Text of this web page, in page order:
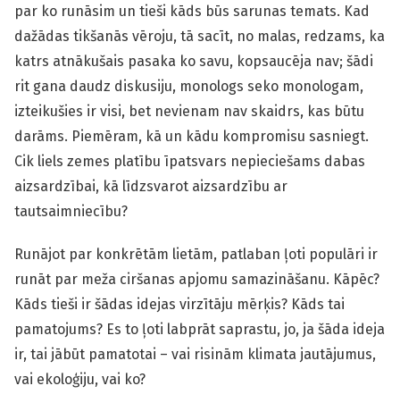
par ko runāsim un tieši kāds būs sarunas temats. Kad
dažādas tikšanās vēroju, tā sacīt, no malas, redzams, ka
katrs atnākušais pasaka ko savu, kopsaucēja nav; šādi
rit gana daudz diskusiju, monologs seko monologam,
izteikušies ir visi, bet nevienam nav skaidrs, kas būtu
darāms. Piemēram, kā un kādu kompromisu sasniegt.
Cik liels zemes platību īpatsvars nepieciešams dabas
aizsardzībai, kā līdzsvarot aizsardzību ar
tautsaimniecību?
Runājot par konkrētām lietām, patlaban ļoti populāri ir
runāt par meža ciršanas apjomu samazināšanu. Kāpēc?
Kāds tieši ir šādas idejas virzītāju mērķis? Kāds tai
pamatojums? Es to ļoti labprāt saprastu, jo, ja šāda ideja
ir, tai jābūt pamatotai – vai risinām klimata jautājumus,
vai ekoloģiju, vai ko?